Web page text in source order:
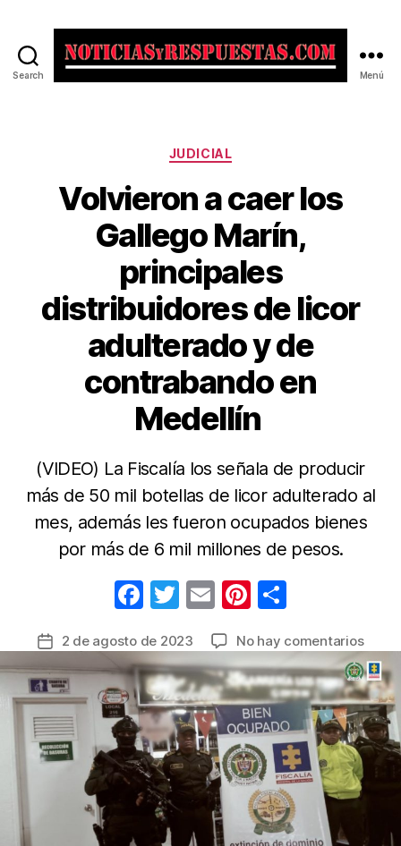
Search Menú
Categorías
JUDICIAL
Volvieron a caer los
Gallego Marín,
principales
distribuidores de licor
adulterado y de
contrabando en
Medellín
(VIDEO) La Fiscalía los señala de producir
más de 50 mil botellas de licor adulterado al
mes, además les fueron ocupados bienes
por más de 6 mil millones de pesos.
F
c
e
b
o
o
k
T
itt
er
E
ail
Pi
er
e
st
m
p
ar
tir
Fecha
la
entrada
2 de agosto de 2023 No hay comentariosen
a
caer
los
Marín,
licor